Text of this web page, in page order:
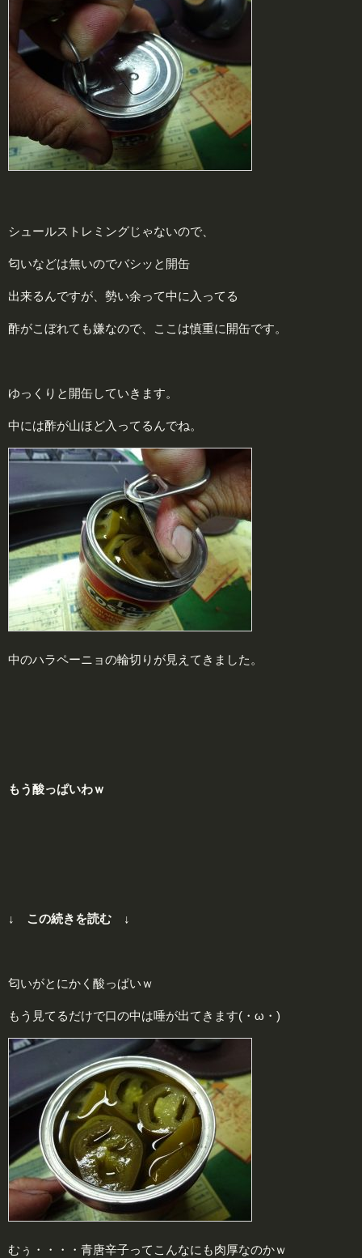
シュールストレミングじゃないので、
匂いなどは無いのでバシッと開缶
出来るんですが、勢い余って中に入ってる
酢がこぼれても嫌なので、ここは慎重に開缶です。
ゆっくりと開缶していきます。
中には酢が山ほど入ってるんでね。
中のハラペーニョの輪切りが見えてきました。
もう酸っぱいわｗ
↓ この続きを読む ↓
匂いがとにかく酸っぱいｗ
もう見てるだけで口の中は唾が出てきます(・ω・)
むぅ・・・・青唐辛子ってこんなにも肉厚なのかｗ